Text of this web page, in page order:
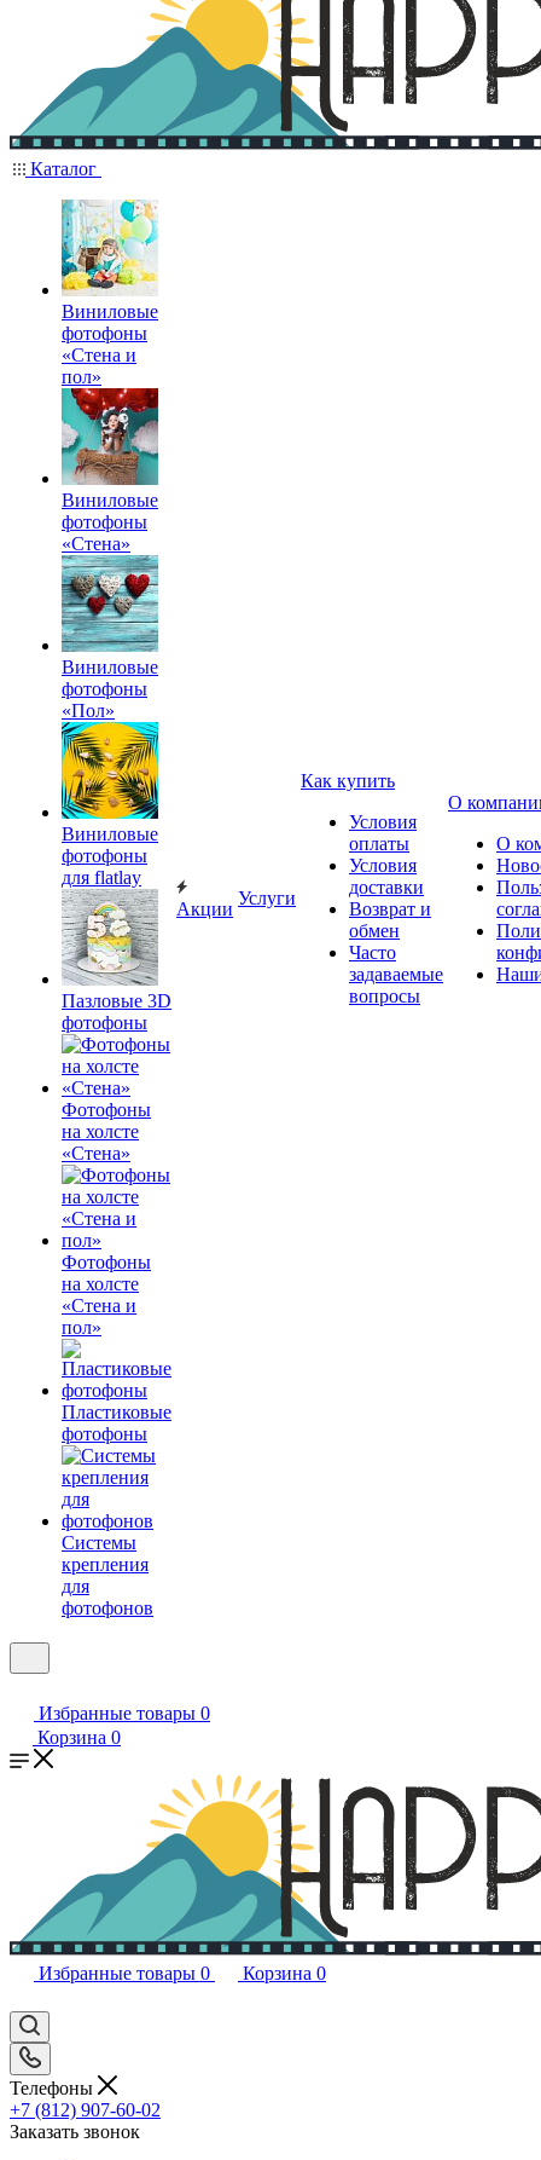
Каталог
Виниловые
фотофоны
«Стена и
пол»
Виниловые
фотофоны
«Стена»
Виниловые
фотофоны
«Пол»
Виниловые
фотофоны
для flatlay
Пазловые 3D
фотофоны
Фотофоны
на холсте
«Стена»
Фотофоны
на холсте
«Стена и
пол»
Пластиковые
фотофоны
Системы
крепления
для
фотофонов
Акции
Услуги
Как купить
Условия
оплаты
Условия
доставки
Возврат и
обмен
Часто
задаваемые
вопросы
О
О
Избранные товары 0
Корзина 0
Избранные товары 0 Корзина 0
Телефоны
+7 (812) 907-60-02
Заказать звонок